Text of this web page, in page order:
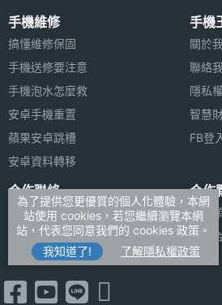
手機維修
搞懂維修保固
手機送修要注意
手機泡水怎麼救
安卓手機重置
蘋果安卓跳槽
安卓資料轉移
手機
關於
聯絡
隱私
智慧
FB登
合作聯絡
廣告刊登
加入商店報價
新聞聯絡
合作
法律
媒體
為了提供您更優質的個人化體驗，本網
站使用 cookies，若您繼續瀏覽本網
站，代表您同意我們的 cookies 政策。
我知道了!
了解隱私權政策